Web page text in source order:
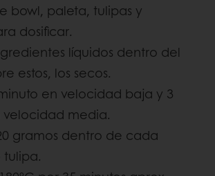
bowl, paleta, tulipas y
dosificar.
líquidos dentro del
estos, los secos.
en velocidad baja y 3
velocidad media.
gramos dentro de cada